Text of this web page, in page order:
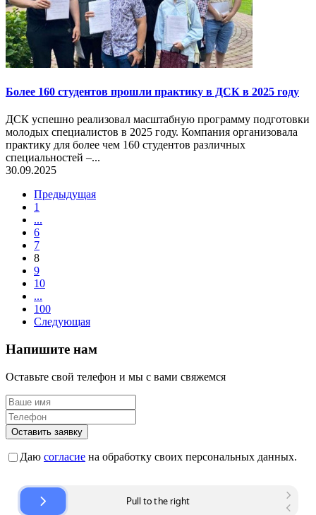
Более 160 студентов прошли практику в ДСК в 2025 году
ДСК успешно реализовал масштабную программу подготовки
молодых специалистов в 2025 году. Компания организовала
практику для более чем 160 студентов различных
специальностей –...
30.09.2025
Предыдущая
1
...
6
7
8
9
10
...
100
Следующая
Напишите нам
Оставьте свой телефон и мы с вами свяжемся
Оставить заявку
Даю согласие на обработку своих персональных данных.